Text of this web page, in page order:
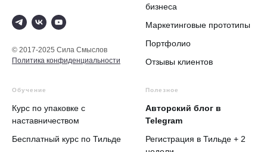
© 2017-2025 Сила Смыслов
Политика конфиденциальности
бизнеса
Маркетинговые прототипы
Портфолио
Отзывы клиентов
Обучение
Курс по упаковке с
наставничеством
Бесплатный курс по Тильде
Полезное
Авторский блог в
Telegram
Регистрация в Тильде + 2